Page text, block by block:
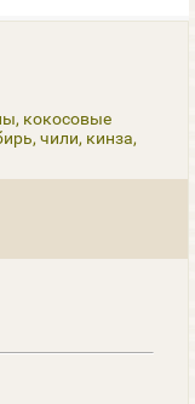
кокосовые
чили, кинза,